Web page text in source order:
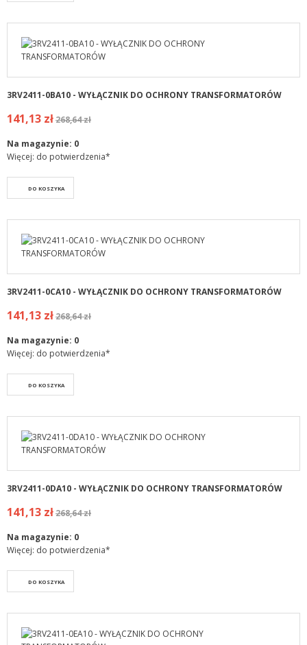
3RV2411-0BA10 - WYŁĄCZNIK DO OCHRONY TRANSFORMATORÓW
141,13 zł268,64 zł
Na magazynie: 0
Więcej: do potwierdzenia*
DO KOSZYKA
3RV2411-0CA10 - WYŁĄCZNIK DO OCHRONY TRANSFORMATORÓW
141,13 zł268,64 zł
Na magazynie: 0
Więcej: do potwierdzenia*
DO KOSZYKA
3RV2411-0DA10 - WYŁĄCZNIK DO OCHRONY TRANSFORMATORÓW
141,13 zł268,64 zł
Na magazynie: 0
Więcej: do potwierdzenia*
DO KOSZYKA